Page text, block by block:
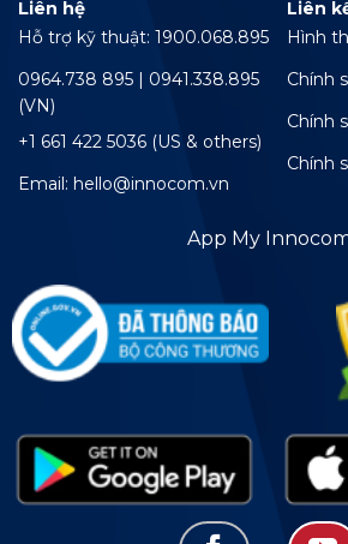
Liên hệ
Hỗ trợ kỹ thuật: 1900.068.895
0964.738 895 | 0941.338.895
(VN)
+1 661 422 5036 (US & others)
Email: hello@innocom.vn
Liên
Hình
Chính
Chính
Chính
App My